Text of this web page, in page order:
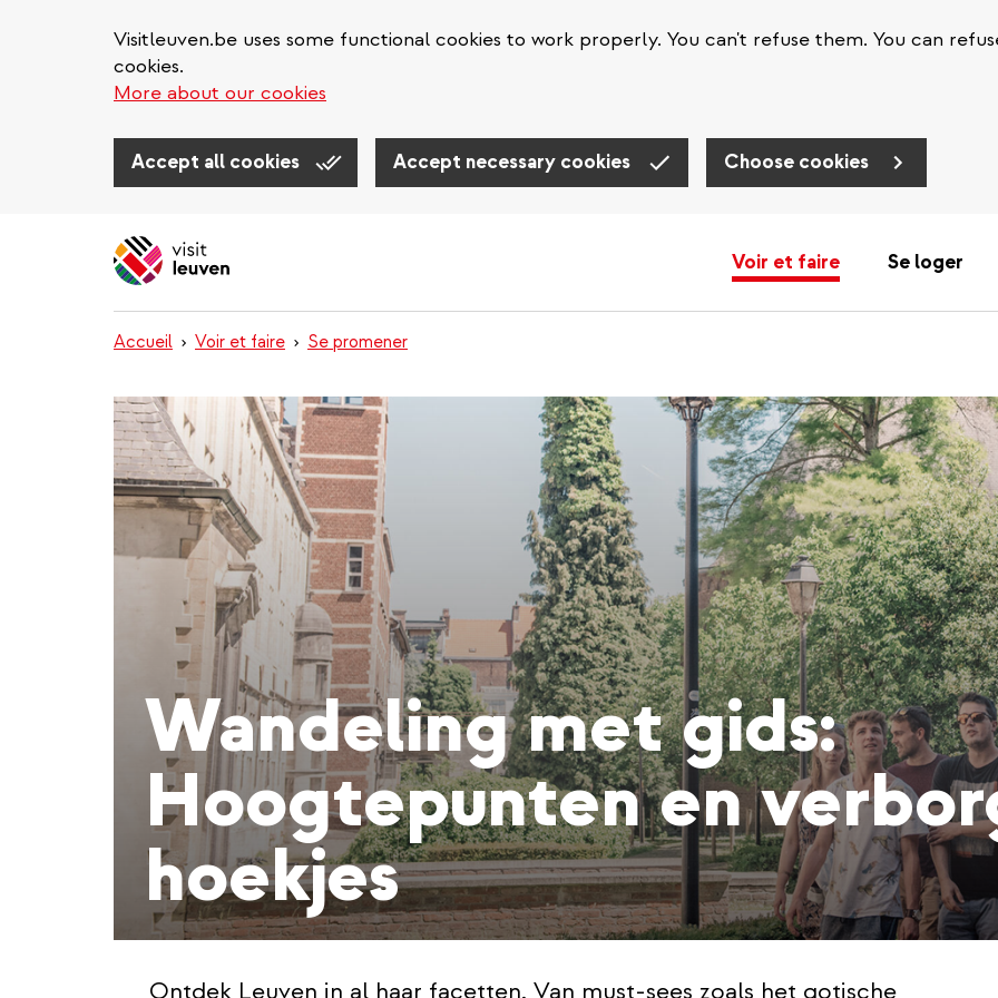
Visitleuven.be uses some functional cookies to work properly. You can't refuse them. You can
cookies.
More about our cookies
Accept all cookies Accept necessary cookies Choose cookies
Voir et faire Se loger
Accueil Voir et faire Se promener
Wandeling met gids:
Hoogtepunten en
hoekjes
Ontdek Leuven in al haar facetten. Van must-sees zoals het gotische